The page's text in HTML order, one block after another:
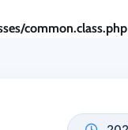
common.class.php